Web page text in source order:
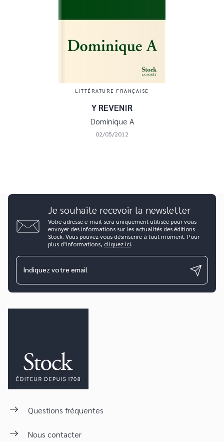
LITTÉRATURE FRANÇAISE
Y REVENIR
Dominique A
02/05/2012
Je souhaite recevoir la newsletter
Votre adresse e-mail sera uniquement utilisée pour vous
envoyer des informations sur les actualités des éditions
Stock. Vous pouvez vous désinscrire à tout moment. Pour
plus d’informations, cliquez ici.
Indiquez votre email
Questions fréquentes
Nous contacter